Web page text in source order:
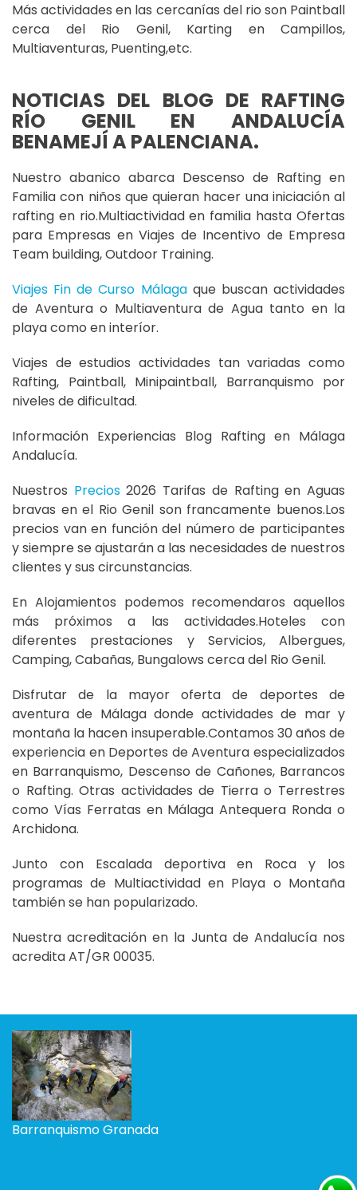
Más actividades en las cercanías del rio son Paintball
cerca del Rio Genil, Karting en Campillos,
Multiaventuras, Puenting,etc.
NOTICIAS DEL BLOG DE RAFTING
RÍO GENIL EN ANDALUCÍA
BENAMEJÍ A PALENCIANA.
Nuestro abanico abarca Descenso de Rafting en
Familia con niños que quieran hacer una iniciación al
rafting en rio.Multiactividad en familia hasta Ofertas
para Empresas en Viajes de Incentivo de Empresa
Team building, Outdoor Training.
Viajes Fin de Curso Málagaque buscan actividades
de Aventura o Multiaventura de Agua tanto en la
playa como en interíor.
Viajes de estudios actividades tan variadas como
Rafting, Paintball, Minipaintball, Barranquismo por
niveles de dificultad.
Información Experiencias Blog Rafting en Málaga
Andalucía.
Nuestros Precios2026 Tarifas de Rafting en Aguas
bravas en el Rio Genil son francamente buenos.Los
precios van en función del número de participantes
y siempre se ajustarán a las necesidades de nuestros
clientes y sus circunstancias.
En Alojamientos podemos recomendaros aquellos
más próximos a las actividades.Hoteles con
diferentes prestaciones y Servicios, Albergues,
Camping, Cabañas, Bungalows cerca del Rio Genil.
Disfrutar de la mayor oferta de deportes de
aventura de Málaga donde actividades de mar y
montaña la hacen insuperable.Contamos 30 años de
experiencia en Deportes de Aventura especializados
en Barranquismo, Descenso de Cañones, Barrancos
o Rafting. Otras actividades de Tierra o Terrestres
como Vías Ferratas en Málaga Antequera Ronda o
Archidona.
Junto con Escalada deportiva en Roca y los
programas de Multiactividad en Playa o Montaña
también se han popularizado.
Nuestra acreditación en la Junta de Andalucía nos
acredita AT/GR 00035.
Barranquismo Granada